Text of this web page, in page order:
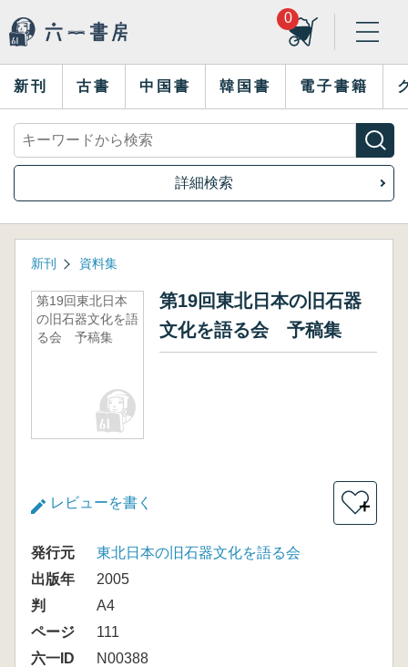
0
新刊 古書 中国書 韓国書 電子書籍
詳細検索
新刊 資料集
第19回東北日本
の旧石器文化を語
る会 予稿集
第19回東北日本の旧石器
文化を語る会 予稿集
レビューを書く ＋
発行元
東北日本の旧石器文化を語る会
出版年
2005
判
A4
ページ
111
六一ID
N00388